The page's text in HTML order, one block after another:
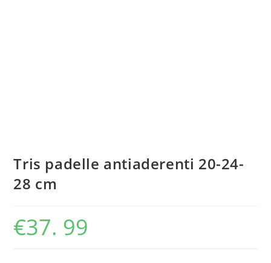
Tris padelle antiaderenti 20-24-
28 cm
€37. 99